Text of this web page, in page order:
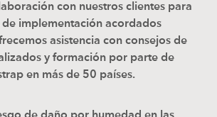
con nuestros clientes para
implementación acordados
asistencia con consejos de
y formación por parte de
en más de 50 países.